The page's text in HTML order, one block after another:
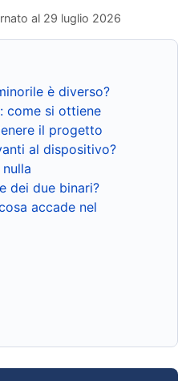
al 29 luglio 2026
è diverso?
come si ottiene
il progetto
al dispositivo?
dei due binari?
accade nel